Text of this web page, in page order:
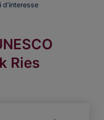
d’interesse
Ries